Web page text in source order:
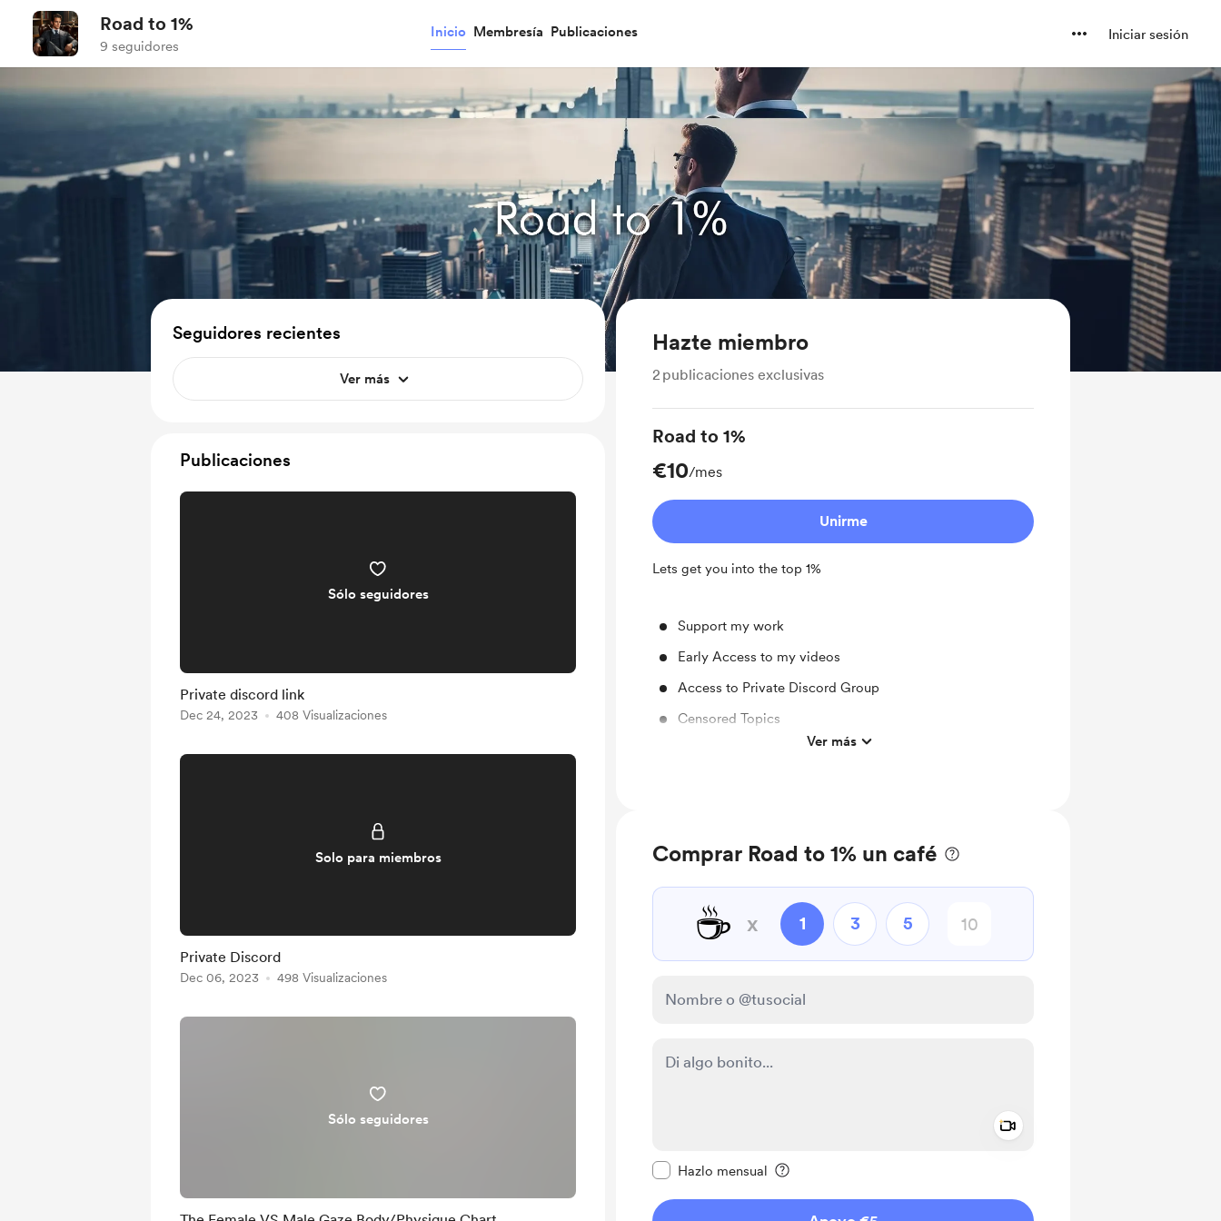
Road to 1%
9 seguidores
Inicio Membresía Publicaciones Iniciar sesión
Hazte miembro
2 publicaciones exclusivas
Road to 1%
€10/mes
Unirme
Lets get you into the top 1%
Support my work
Early Access to my videos
Access to Private Discord Group
Censored Topics
Unlock exclusive posts and messages
Ver más
Comprar Road to 1% un café
☕ x 1 3 5
Hazlo mensual
Seguidores recientes
Ver más
Publicaciones
Sólo seguidores
Private discord link
Dec 24, 2023 408 Visualizaciones
Solo para miembros
Private Discord
Dec 06, 2023 498 Visualizaciones
Sólo seguidores